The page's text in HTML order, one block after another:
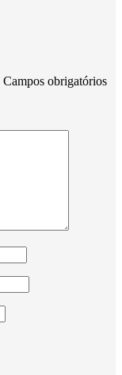
Campos obrigatórios